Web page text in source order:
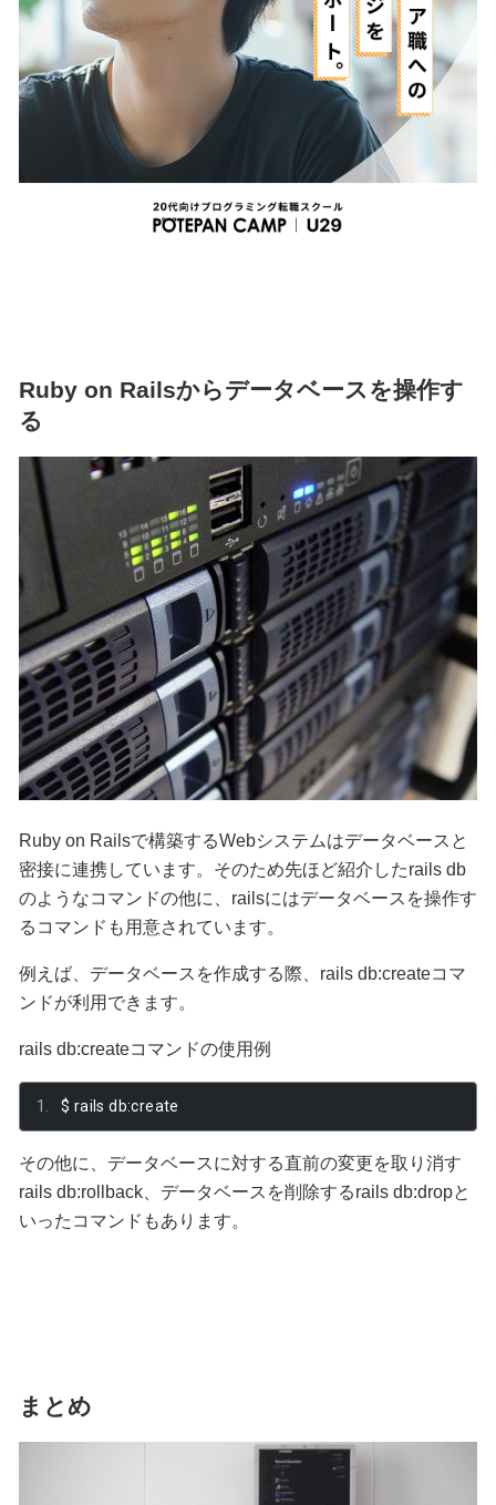
Ruby on Railsからデータベースを操作す
る
Ruby on Railsで構築するWebシステムはデータベースと
密接に連携しています。そのため先ほど紹介したrails db
のようなコマンドの他に、railsにはデータベースを操作す
るコマンドも用意されています。
例えば、データベースを作成する際、rails db:createコマ
ンドが利用できます。
rails db:createコマンドの使用例
$ rails db:create
その他に、データベースに対する直前の変更を取り消す
rails db:rollback、データベースを削除するrails db:dropと
いったコマンドもあります。
まとめ